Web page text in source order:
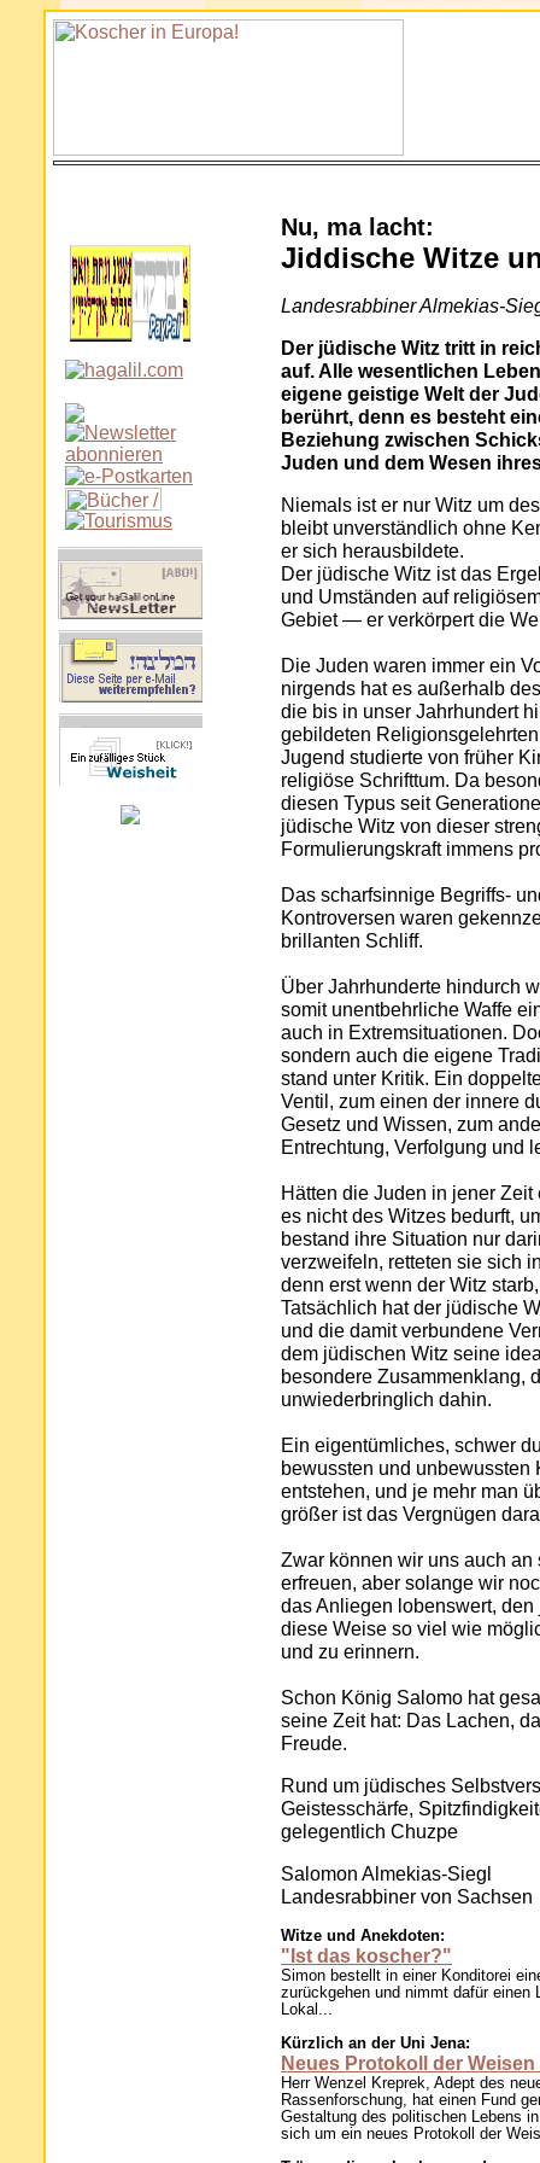
Nu, ma lacht:
Jiddische Witze
Landesrabbiner Almekias-
Der jüdische Witz tritt in
auf. Alle wesentlichen
eigene geistige Welt der
berührt, denn es besteht
Beziehung zwischen
Juden und dem Wesen
Niemals ist er nur Witz um
bleibt unverständlich ohne
er sich herausbildete.
Der jüdische Witz ist das
und Umständen auf
Gebiet — er verkörpert die
Die Juden waren immer ein
nirgends hat es außerhalb
die bis in unser Jahrhundert
gebildeten
Jugend studierte von früher
religiöse Schrifttum. Da
diesen Typus seit
jüdische Witz von dieser
Formulierungskraft immens
Das scharfsinnige Begriffs-
Kontroversen waren
brillanten Schliff.
Über Jahrhunderte hindurch
somit unentbehrliche Waffe
auch in Extremsituationen.
sondern auch die eigene
stand unter Kritik. Ein
Ventil, zum einen der innere
Gesetz und Wissen, zum
Entrechtung, Verfolgung und
Hätten die Juden in jener
es nicht des Witzes bedurft,
bestand ihre Situation nur
verzweifeln, retteten sie sich
denn erst wenn der Witz
Tatsächlich hat der jüdische
und die damit verbundene
dem jüdischen Witz seine
besondere Zusammenklang,
unwiederbringlich dahin.
Ein eigentümliches, schwer
bewussten und
entstehen, und je mehr man
größer ist das Vergnügen
Zwar können wir uns auch
erfreuen, aber solange wir
das Anliegen lobenswert,
diese Weise so viel wie
und zu erinnern.
Schon König Salomo hat
seine Zeit hat: Das Lachen,
Freude.
Rund um jüdisches
Geistesschärfe,
gelegentlich Chuzpe
Salomon Almekias-Siegl
Landesrabbiner von Sachsen
Witze und Anekdoten:
"Ist das koscher?"
Simon bestellt in einer Konditorei
zurückgehen und nimmt dafür
Lokal...
Kürzlich an der Uni Jena:
Neues Protokoll der
Herr Wenzel Kreprek, Adept des
Rassenforschung, hat einen Fund
Gestaltung des politischen Lebens
sich um ein neues Protokoll der